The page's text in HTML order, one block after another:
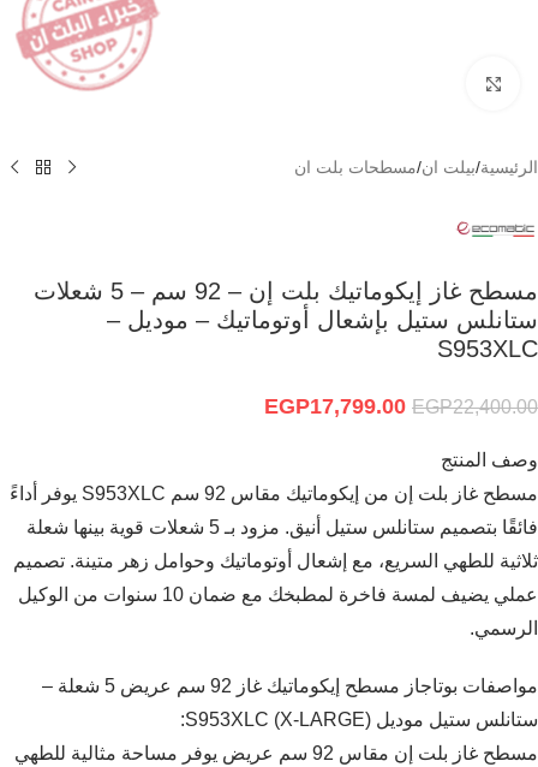
الرئيسية/بيلت ان/مسطحات بلت ان
مسطح غاز إيكوماتيك بلت إن – 92 سم – 5 شعلات
ستانلس ستيل بإشعال أوتوماتيك – موديل –
S953XLC
EGP22,400.00
EGP17,799.00
وصف المنتج
مسطح غاز بلت إن من إيكوماتيك مقاس 92 سم S953XLC يوفر أداءً
فائقًا بتصميم ستانلس ستيل أنيق. مزود بـ 5 شعلات قوية بينها شعلة
ثلاثية للطهي السريع، مع إشعال أوتوماتيك وحوامل زهر متينة. تصميم
عملي يضيف لمسة فاخرة لمطبخك مع ضمان 10 سنوات من الوكيل
الرسمي.
مواصفات بوتاجاز مسطح إيكوماتيك غاز 92 سم عريض 5 شعلة –
ستانلس ستيل موديل S953XLC (X-LARGE):
مسطح غاز بلت إن مقاس 92 سم عريض يوفر مساحة مثالية للطهي